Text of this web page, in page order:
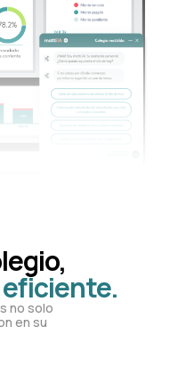
eficiente.
no solo
en su